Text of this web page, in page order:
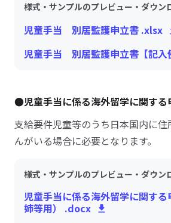
様式・サンプルのプレビュー・ダウン
児童手当 別居監護申立書 .xlsx
児童手当 別居監護申立書【記
●児童手当に係る海外留学に関する
支給要件児童等のうち日本国内に
んがいる場合に必要となります。
様式・サンプルのプレビュー・ダウン
児童手当に係る海外留学に関す
姉等用） .docx